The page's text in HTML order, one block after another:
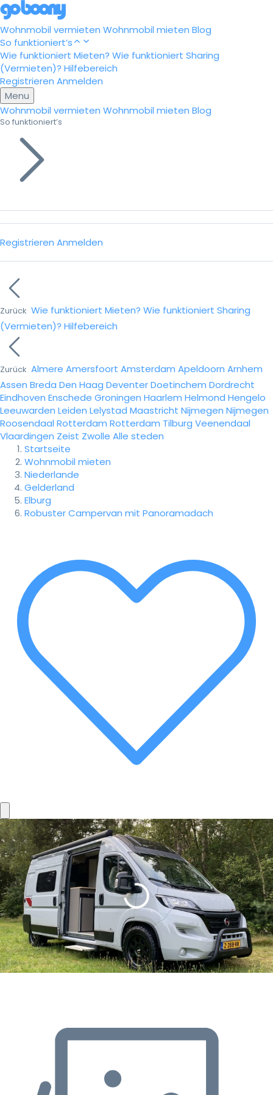
Wohnmobil vermieten Wohnmobil mieten Blog
So funktioniert’s
Wie funktioniert Mieten? Wie funktioniert Sharing
(Vermieten)? Hilfebereich
Registrieren Anmelden
Menu
Wohnmobil vermieten Wohnmobil mieten Blog
So funktioniert’s
Registrieren Anmelden
Zurück Wie funktioniert Mieten? Wie funktioniert Sharing
(Vermieten)? Hilfebereich
Zurück Almere Amersfoort Amsterdam Apeldoorn Arnhem
Assen Breda Den Haag DeventerDoetinchem Dordrecht
Eindhoven Enschede Groningen Haarlem Helmond Hengelo
Leeuwarden Leiden Lelystad Maastricht Nijmegen Nijmegen
Roosendaal Rotterdam Rotterdam Tilburg Veenendaal
Vlaardingen Zeist Zwolle Alle steden
Startseite
Wohnmobil mieten
Niederlande
Gelderland
Elburg
Robuster Campervan mit Panoramadach